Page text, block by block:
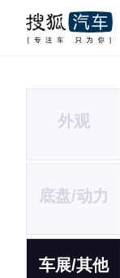
外观
底盘/动力
车展/其他